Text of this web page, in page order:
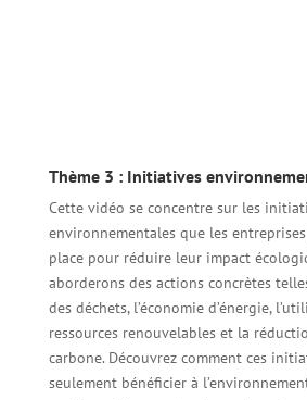
Thème 3 : Initiatives
Cette vidéo se concentre sur les
environnementales que les
place pour réduire leur impact
aborderons des actions concrètes
des déchets, l’économie d’énergie,
ressources renouvelables et la
carbone. Découvrez comment ces
seulement bénéficier à